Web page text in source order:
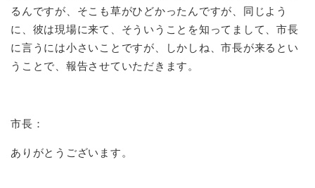
るんですが、そこも草がひどかったんですが、同じよう
に、彼は現場に来て、そういうことを知ってまして、市長
に言うには小さいことですが、しかしね、市長が来るとい
うことで、報告させていただきます。
市長：
ありがとうございます。